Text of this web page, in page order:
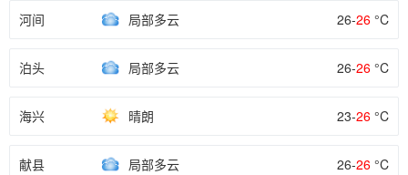
河间 局部多云 26-26 °C
泊头 局部多云 26-26 °C
海兴 晴朗 23-26 °C
献县 局部多云 26-26 °C